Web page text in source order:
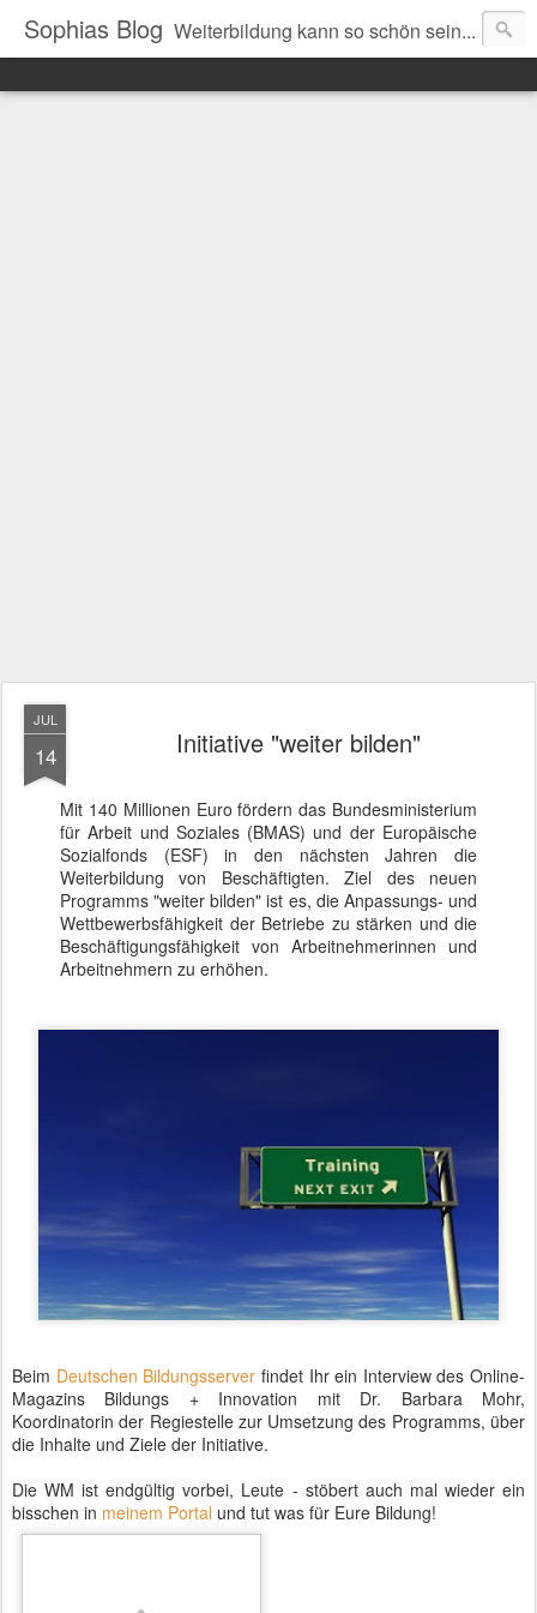
Sophias Blog Weiterbildung kann so schön sein...
JUL
14 Initiative "weiter bilden"
Mit 140 Millionen Euro fördern das Bundesministerium
für Arbeit und Soziales (BMAS) und der Europäische
Sozialfonds (ESF) in den nächsten Jahren die
Weiterbildung von Beschäftigten. Ziel des neuen
Programms "weiter bilden" ist es, die Anpassungs- und
Wettbewerbsfähigkeit der Betriebe zu stärken und die
Beschäftigungsfähigkeit von Arbeitnehmerinnen und
Arbeitnehmern zu erhöhen.
Beim Deutschen Bildungsserver findet Ihr ein Interview des Online-
Magazins Bildungs + Innovation mit Dr. Barbara Mohr,
Koordinatorin der Regiestelle zur Umsetzung des Programms, über
die Inhalte und Ziele der Initiative.
Die WM ist endgültig vorbei, Leute - stöbert auch mal wieder ein
bisschen in meinem Portal und tut was für Eure Bildung!